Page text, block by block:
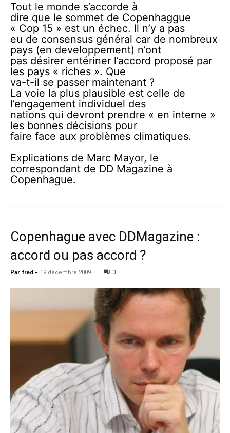
Tout le monde s’accorde à
dire que le sommet de Copenhaggue
« Cop 15 » est un échec. Il n’y a pas
eu de consensus général car de nombreux
pays (en developpement) n’ont
pas désirer entériner l’accord proposé par
les pays « riches ». Que
va-t-il se passer maintenant ?
La voie la plus plausible est celle de
l’engagement individuel des
nations qui devront prendre « en interne »
les bonnes décisions pour
faire face aux problèmes climatiques.
Explications de Marc Mayor, le
correspondant de DD Magazine à
Copenhague.
Copenhague avec DDMagazine :
accord ou pas accord ?
Par fred - 19 décembre 2009 0